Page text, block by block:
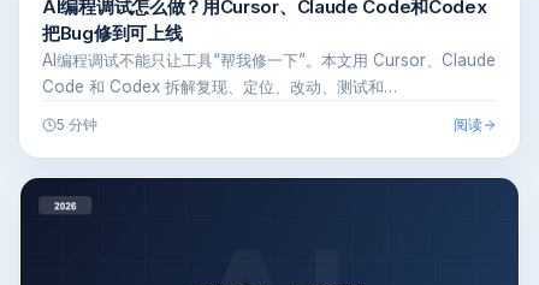
AI编程调试怎么做？用Cursor、Claude Code和Codex
把Bug修到可上线
AI编程调试不能只让工具“帮我修一下”。本文用 Cursor、Claude
Code 和 Codex 拆解复现、定位、改动、测试和…
5 分钟 阅读